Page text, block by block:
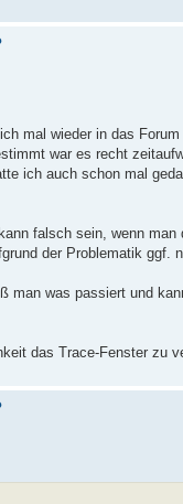
mal wieder in das Forum
war es recht
ich auch schon mal
falsch sein, wenn
der Problematik ggf.
man was passiert und
das Trace-Fenster zu